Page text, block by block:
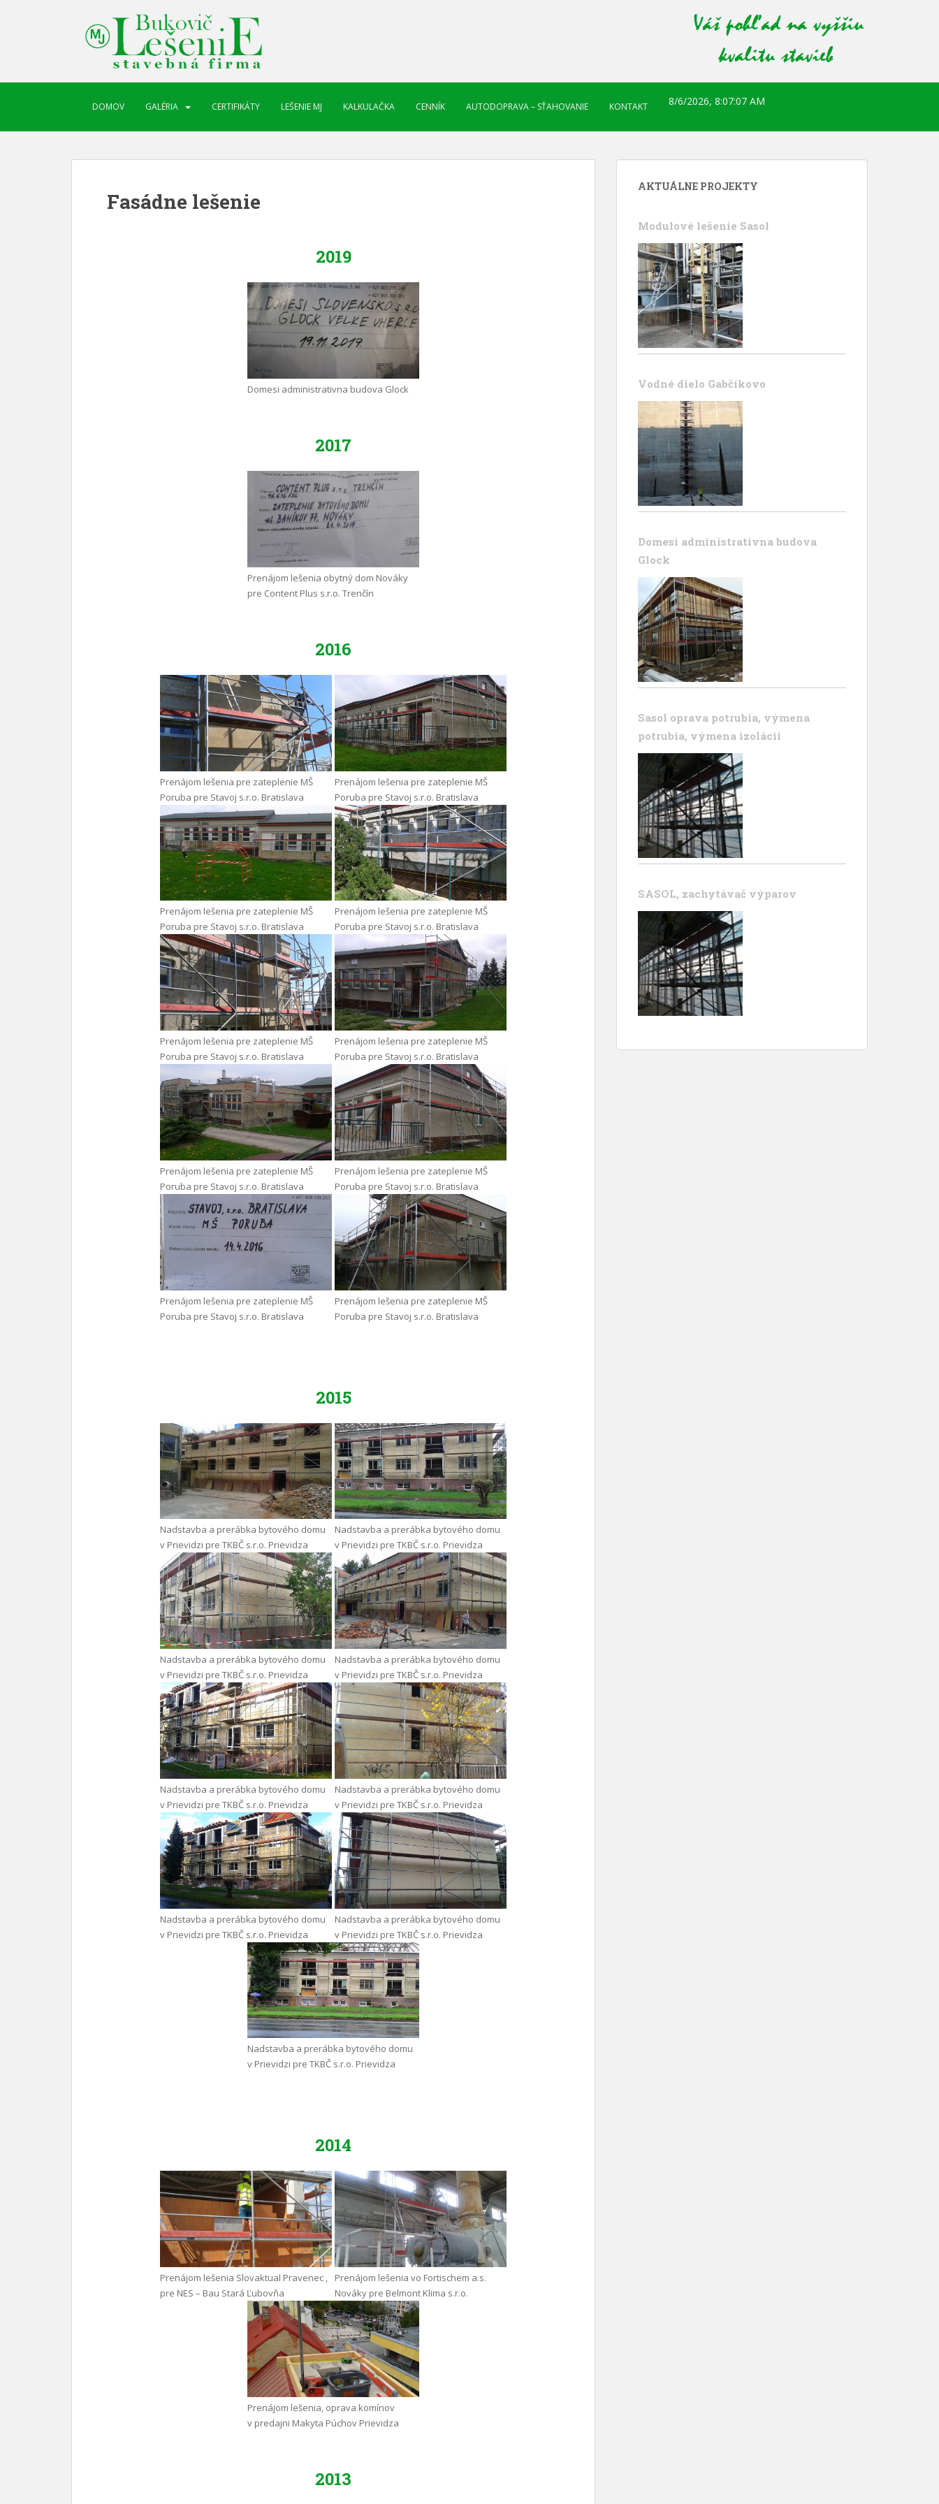
DOMOV GALÉRIA CERTIFIKÁTY LEŠENIE MJ KALKULAČKA CENNÍK AUTODOPRAVA – SŤAHOVANIE KONTAKT 8/6/2026, 8:07:08 AM
Fasádne lešenie
2019
Domesi administrativna budova Glock
2017
Prenájom lešenia obytný dom Nováky
pre Content Plus s.r.o. Trenčín
2016
Prenájom lešenia pre zateplenie MŠ
Poruba pre Stavoj s.r.o. Bratislava
Prenájom lešenia pre zateplenie MŠ
Poruba pre Stavoj s.r.o. Bratislava
Prenájom lešenia pre zateplenie MŠ
Poruba pre Stavoj s.r.o. Bratislava
Prenájom lešenia pre zateplenie MŠ
Poruba pre Stavoj s.r.o. Bratislava
Prenájom lešenia pre zateplenie MŠ
Poruba pre Stavoj s.r.o. Bratislava
Prenájom lešenia pre zateplenie MŠ
Poruba pre Stavoj s.r.o. Bratislava
Prenájom lešenia pre zateplenie MŠ
Poruba pre Stavoj s.r.o. Bratislava
Prenájom lešenia pre zateplenie MŠ
Poruba pre Stavoj s.r.o. Bratislava
Prenájom lešenia pre zateplenie MŠ
Poruba pre Stavoj s.r.o. Bratislava
Prenájom lešenia pre zateplenie MŠ
Poruba pre Stavoj s.r.o. Bratislava
2015
Nadstavba a prerábka bytového domu
v Prievidzi pre TKBČ s.r.o. Prievidza
Nadstavba a prerábka bytového domu
v Prievidzi pre TKBČ s.r.o. Prievidza
Nadstavba a prerábka bytového domu
v Prievidzi pre TKBČ s.r.o. Prievidza
Nadstavba a prerábka bytového domu
v Prievidzi pre TKBČ s.r.o. Prievidza
Nadstavba a prerábka bytového domu
v Prievidzi pre TKBČ s.r.o. Prievidza
Nadstavba a prerábka bytového domu
v Prievidzi pre TKBČ s.r.o. Prievidza
Nadstavba a prerábka bytového domu
v Prievidzi pre TKBČ s.r.o. Prievidza
Nadstavba a prerábka bytového domu
v Prievidzi pre TKBČ s.r.o. Prievidza
Nadstavba a prerábka bytového domu
v Prievidzi pre TKBČ s.r.o. Prievidza
2014
Prenájom lešenia Slovaktual Pravenec ,
pre NES – Bau Stará Ľubovňa
Prenájom lešenia vo Fortischem a.s.
Nováky pre Belmont Klima s.r.o.
Prenájom lešenia, oprava komínov
v predajni Makyta Púchov Prievidza
2013
AKTUÁLNE PROJEKTY
Modulové lešenie Sasol
Vodné dielo Gabčíkovo
Domesi administrativna budova
Glock
Sasol oprava potrubia, výmena
potrubia, výmena izolácii
SASOL, zachytávač výparov